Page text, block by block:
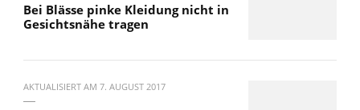
Bei Blässe pinke Kleidung nicht in
Gesichtsnähe tragen
AKTUALISIERT AM 7. AUGUST 2017